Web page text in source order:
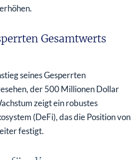
Gesamtwerts
seines Gesperrten
der 500 Millionen Dollar
zeigt ein robustes
(DeFi), das die Position von
festigt.